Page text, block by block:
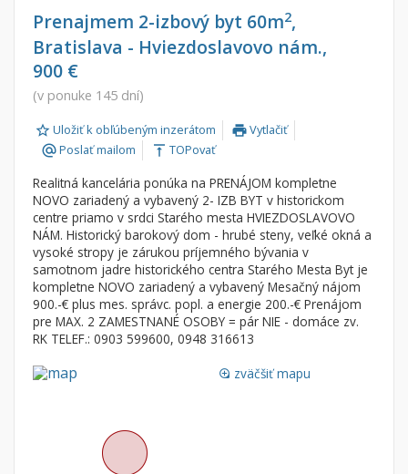
Predaj
Prenájom
Od:
Lokalita
×
×
Bratislavský (kraj)
Byt
Garsónky
Dvojgarsónky
1-izbové
2-izbové
Dom
Vila
Chalupa
Prenajmem 2-izbový byt 60m2,
Bratislava - Hviezdoslavovo nám.,
900 €
(v ponuke 145 dní)
Uložiť k obľúbeným inzerátom printVytlačiť
alternate_emailPoslať mailom vertical_align_top TOPovať
Realitná kancelária ponúka na PRENÁJOM kompletne
NOVO zariadený a vybavený 2- IZB BYT v historickom
centre priamo v srdci Starého mesta HVIEZDOSLAVOVO
NÁM. Historický barokový dom - hrubé steny, veľké okná a
vysoké stropy je zárukou príjemného bývania v
samotnom jadre historického centra Starého Mesta Byt je
kompletne NOVO zariadený a vybavený Mesačný nájom
900.-€ plus mes. správc. popl. a energie 200.-€ Prenájom
pre MAX. 2 ZAMESTNANÉ OSOBY = pár NIE - domáce zv.
RK TELEF.: 0903 599600, 0948 316613
loupe zväčšiť mapu